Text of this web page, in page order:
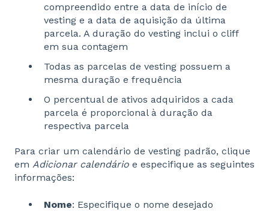
compreendido entre a data de início de
vesting e a data de aquisição da última
parcela. A duração do vesting inclui o cliff
em sua contagem
Todas as parcelas de vesting possuem a
mesma duração e frequência
O percentual de ativos adquiridos a cada
parcela é proporcional à duração da
respectiva parcela
Para criar um calendário de vesting padrão, clique
em Adicionar calendário e especifique as seguintes
informações:
Nome: Especifique o nome desejado